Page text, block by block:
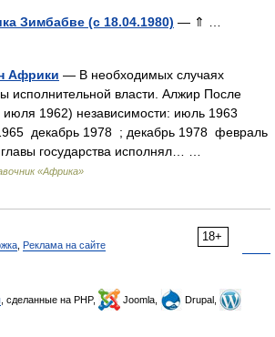
Зимбабве (с 18.04.1980) — ⇑ …
Африки — В необходимых случаях
исполнительной власти. Алжир После
июля 1962) независимости: июль 1963
декабрь 1978 ; декабрь 1978 февраль
государства исполнял… …
«Африка»
18+
Реклама на сайте
, сделанные на PHP, Joomla,
Drupal,